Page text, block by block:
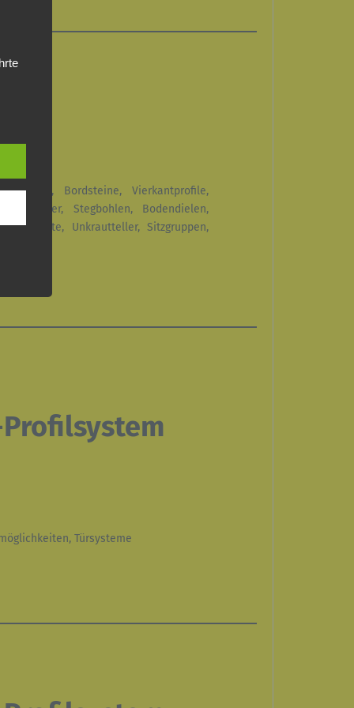
Bordsteine, Vierkantprofile,
Geländer, Stegbohlen, Bodendielen,
Unkrautteller, Sitzgruppen,
Profilsystem
Türsysteme